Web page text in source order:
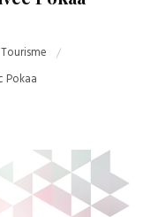
Tourisme
Pokaa